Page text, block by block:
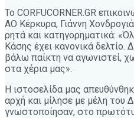
Το CORFUCORNER.GR
ΑΟ Κέρκυρα, Γιάννη
ρητά και κατηγορηματικά:
Κάσης έχει κανονικά
βάλω παίκτη να αγωνιστεί,
στα χέρια μας».
Η ιστοσελίδα μας
αρχή και μίλησε με μέλη του
γνωστοποίησαν, στο